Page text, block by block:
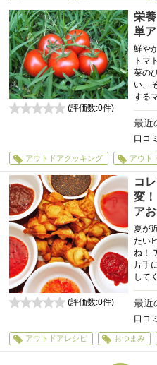
栄
単
鮮や
トマ
菜の
い、
する
最近
口コ
(評価数:0件)
アウトドアクッキング アウト
コ
変
ア
夏が
たい
ね！
片手
して
最近
口コ
(評価数:0件)
アウトドアレシピ おつまみ